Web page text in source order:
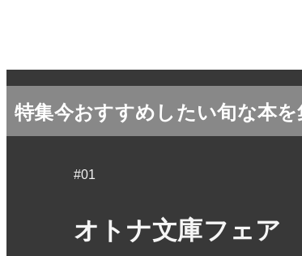
特集今おすすめしたい旬な本
#01
オトナ文庫フェア